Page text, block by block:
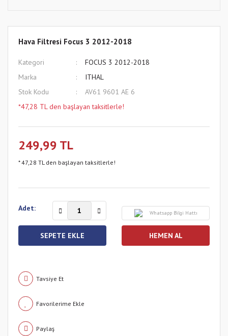
Hava Filtresi Focus 3 2012-2018
Kategori
FOCUS 3 2012-2018
Marka
ITHAL
Stok Kodu
AV61 9601 AE 6
*47,28 TL den başlayan taksitlerle!
249,99 TL
* 47,28 TL den başlayan taksitlerle!
Adet:
Whatsapp Bilgi Hattı
SEPETE EKLE HEMEN AL
Tavsiye Et
Paylaş